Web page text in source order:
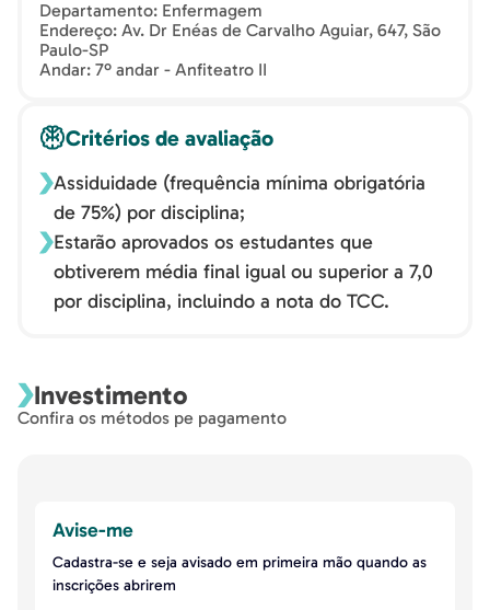
Departamento: Enfermagem
Endereço: Av. Dr Enéas de Carvalho Aguiar, 647, São
Paulo-SP
Andar: 7º andar - Anfiteatro II
Critérios de avaliação
Assiduidade (frequência mínima obrigatória
de 75%) por disciplina;
Estarão aprovados os estudantes que
obtiverem média final igual ou superior a 7,0
por disciplina, incluindo a nota do TCC.
Investimento
Confira os métodos pe pagamento
Avise-me
Cadastra-se e seja avisado em primeira mão quando as
inscrições abrirem